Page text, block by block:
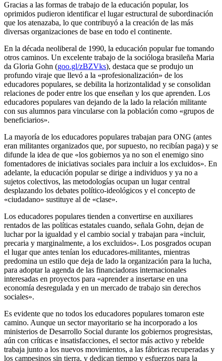
Gracias a las formas de trabajo de la educación popular, los
oprimidos pudieron identificar el lugar estructural de subordinación
que los atenazaba, lo que contribuyó a la creación de las más
diversas organizaciones de base en todo el continente.
En la década neoliberal de 1990, la educación popular fue tomando
otros caminos. Un excelente trabajo de la socióloga brasileña Maria
da Gloria Gohn (goo.gl/zBZVks), destaca que se produjo un
profundo viraje que llevó a la «profesionalización» de los
educadores populares, se debilita la horizontalidad y se consolidan
relaciones de poder entre los que enseñan y los que aprenden. Los
educadores populares van dejando de la lado la relación militante
con sus alumnos para vincularse con la población como «grupos de
beneficiarios».
La mayoría de los educadores populares trabajan para ONG (antes
eran militantes organizados que, por supuesto, no recibían paga) y se
difunde la idea de que «los gobiernos ya no son el enemigo sino
fomentadores de iniciativas sociales para incluir a los excluidos». En
adelante, la educación popular se dirige a individuos y ya no a
sujetos colectivos, las metodologías ocupan un lugar central
desplazando los debates político-ideológicos y el concepto de
«ciudadano» sustituye al de «clase».
Los educadores populares tienden a convertirse en auxiliares
rentados de las políticas estatales cuando, señala Gohn, dejan de
luchar por la igualdad y el cambio social y trabajan para «incluir,
precaria y marginalmente, a los excluidos». Los posgrados ocupan
el lugar que antes tenían los educadores-militantes, mientras
predomina un estilo que deja de lado la organización para la lucha,
para adoptar la agenda de las financiadoras internacionales
interesadas en proyectos para «aprender a insertarse en una
economía desregulada y en un mercado de trabajo sin derechos
sociales».
Es evidente que no todos los educadores populares tomaron este
camino. Aunque un sector mayoritario se ha incorporado a los
ministerios de Desarrollo Social durante los gobiernos progresistas,
aún con críticas e insatisfacciones, el sector más activo y rebelde
trabaja junto a los nuevos movimientos, a las fábricas recuperadas y
los campesinos sin tierra, y dedican tiempo y esfuerzos para la